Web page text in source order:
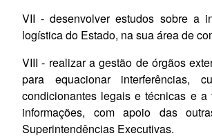
VII - desenvolver estudos sobre a
logística do Estado, na sua área de
VIII - realizar a gestão de órgãos
para equacionar interferências,
condicionantes legais e técnicas e a
informações, com apoio das
Superintendências Executivas.